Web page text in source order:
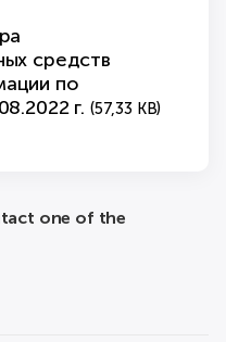
средств
по
г. (57,33 KB)
one of the